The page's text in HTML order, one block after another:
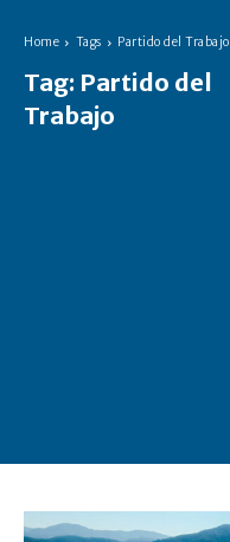
Home Tags Partido del Trabajo
Tag: Partido del
Trabajo